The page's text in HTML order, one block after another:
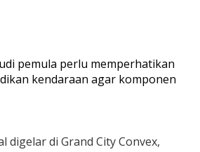
pemula perlu memperhatikan
kendaraan agar komponen
digelar di Grand City Convex,